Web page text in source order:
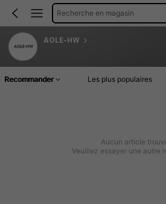
Recherche en magasin
AOLE-HW
Recommander Les plus populaires
Aucun article
Veuillez essayer une autre